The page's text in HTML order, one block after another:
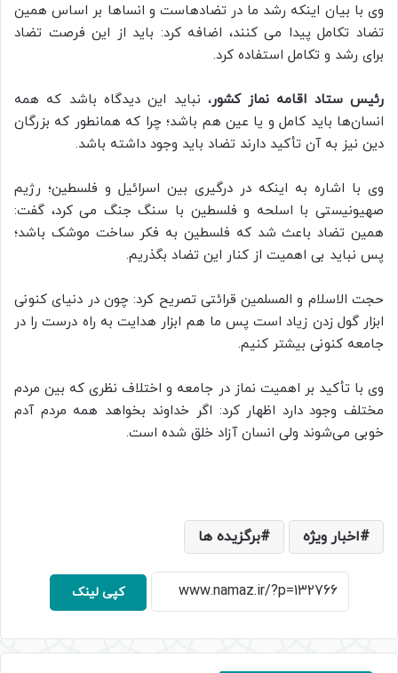
وی با بیان اینکه رشد ما در تضادهاست و انساها بر اساس همین
تضاد تکامل پیدا می کنند، اضافه کرد: باید از این فرصت تضاد
برای رشد و تکامل استفاده کرد.
رئیس ستاد اقامه نماز کشور، نباید این دیدگاه باشد که همه
انسان‌ها باید کامل و یا عین هم باشد؛ چرا که همانطور که بزرگان
دین نیز به آن تأکید دارند تضاد باید وجود داشته باشد.
وی با اشاره به اینکه در درگیری بین اسرائیل و فلسطین؛ رژیم
صهیونیستی با اسلحه و فلسطین با سنگ جنگ می کرد، گفت:
همین تضاد باعث شد که فلسطین به فکر ساخت موشک باشد؛
پس نباید بی اهمیت از کنار این تضاد بگذریم.
حجت الاسلام و المسلمین قرائتی تصریح کرد: چون در دنیای کنونی
ابزار گول زدن زیاد است پس ما هم ابزار هدایت به راه درست را در
جامعه کنونی بیشتر کنیم.
وی با تأکید بر اهمیت نماز در جامعه و اختلاف نظری که بین مردم
مختلف وجود دارد اظهار کرد: اگر خداوند بخواهد همه مردم آدم
خوبی می‌شوند ولی انسان آزاد خلق شده است.
اخبار ویژه برگزیده ها
کپی لینک